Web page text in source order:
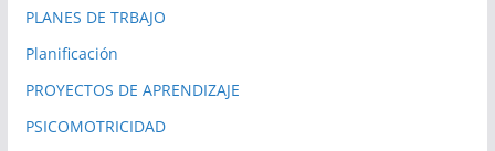
PLANES DE TRBAJO
Planificación
PROYECTOS DE APRENDIZAJE
PSICOMOTRICIDAD